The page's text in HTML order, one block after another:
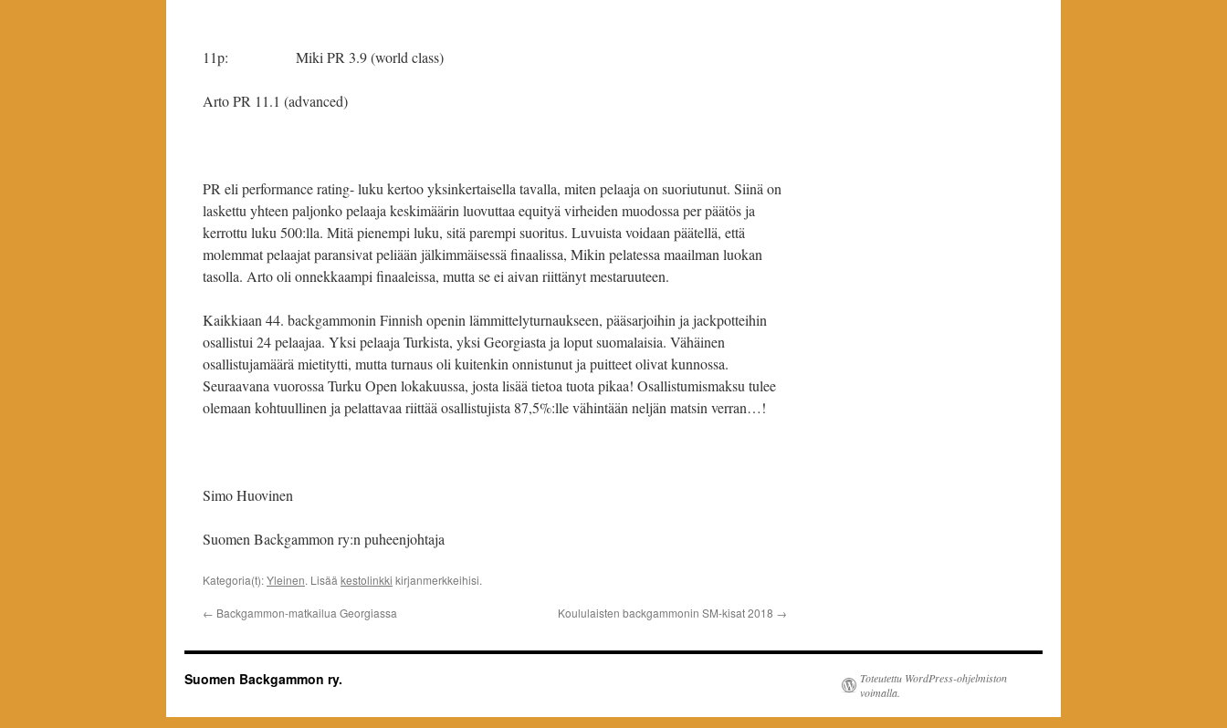
11p: Miki PR 3.9 (world class)
Arto PR 11.1 (advanced)
PR eli performance rating- luku kertoo yksinkertaisella tavalla, miten pelaaja on suoriutunut. Siinä on
laskettu yhteen paljonko pelaaja keskimäärin luovuttaa equityä virheiden muodossa per päätös ja
kerrottu luku 500:lla. Mitä pienempi luku, sitä parempi suoritus. Luvuista voidaan päätellä, että
molemmat pelaajat paransivat peliään jälkimmäisessä finaalissa, Mikin pelatessa maailman luokan
tasolla. Arto oli onnekkaampi finaaleissa, mutta se ei aivan riittänyt mestaruuteen.
Kaikkiaan 44. backgammonin Finnish openin lämmittelyturnaukseen, pääsarjoihin ja jackpotteihin
osallistui 24 pelaajaa. Yksi pelaaja Turkista, yksi Georgiasta ja loput suomalaisia. Vähäinen
osallistujamäärä mietitytti, mutta turnaus oli kuitenkin onnistunut ja puitteet olivat kunnossa.
Seuraavana vuorossa Turku Open lokakuussa, josta lisää tietoa tuota pikaa! Osallistumismaksu tulee
olemaan kohtuullinen ja pelattavaa riittää osallistujista 87,5%:lle vähintään neljän matsin verran…!
Simo Huovinen
Suomen Backgammon ry:n puheenjohtaja
Kategoria(t):Yleinen. Lisää kestolinkki kirjanmerkkeihisi.
← Backgammon-matkailua Georgiassa Koululaisten backgammonin SM-kisat 2018 →
Suomen Backgammon ry.
Toteutettu WordPress-ohjelmiston
voimalla.